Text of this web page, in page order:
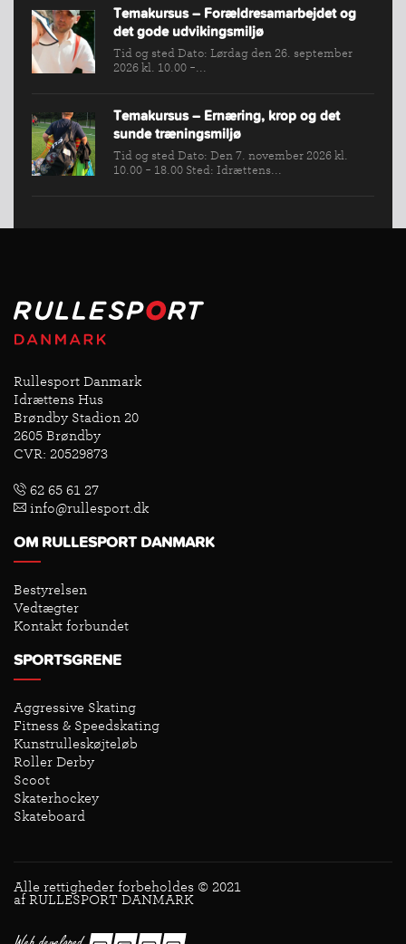
Temakursus – Forældresamarbejdet og
det gode udvikingsmiljø
Tid og sted Dato: Lørdag den 26. september
2026 kl. 10.00 -...
Temakursus – Ernæring, krop og det
sunde træningsmiljø
Tid og sted Dato: Den 7. november 2026 kl.
10.00 - 18.00 Sted: Idrættens...
Rullesport Danmark
Idrættens Hus
Brøndby Stadion 20
2605 Brøndby
CVR: 20529873
62 65 61 27
info@rullesport.dk
OM RULLESPORT DANMARK
Bestyrelsen
Vedtægter
Kontakt forbundet
SPORTSGRENE
Aggressive Skating
Fitness & Speedskating
Kunstrulleskøjteløb
Roller Derby
Scoot
Skaterhockey
Skateboard
Alle rettigheder forbeholdes © 2021
af RULLESPORT DANMARK